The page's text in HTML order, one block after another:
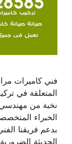
فني كاميرات
المتعلقة في
نخبة من
الخبراء
بدعم فريقنا
الحديثة